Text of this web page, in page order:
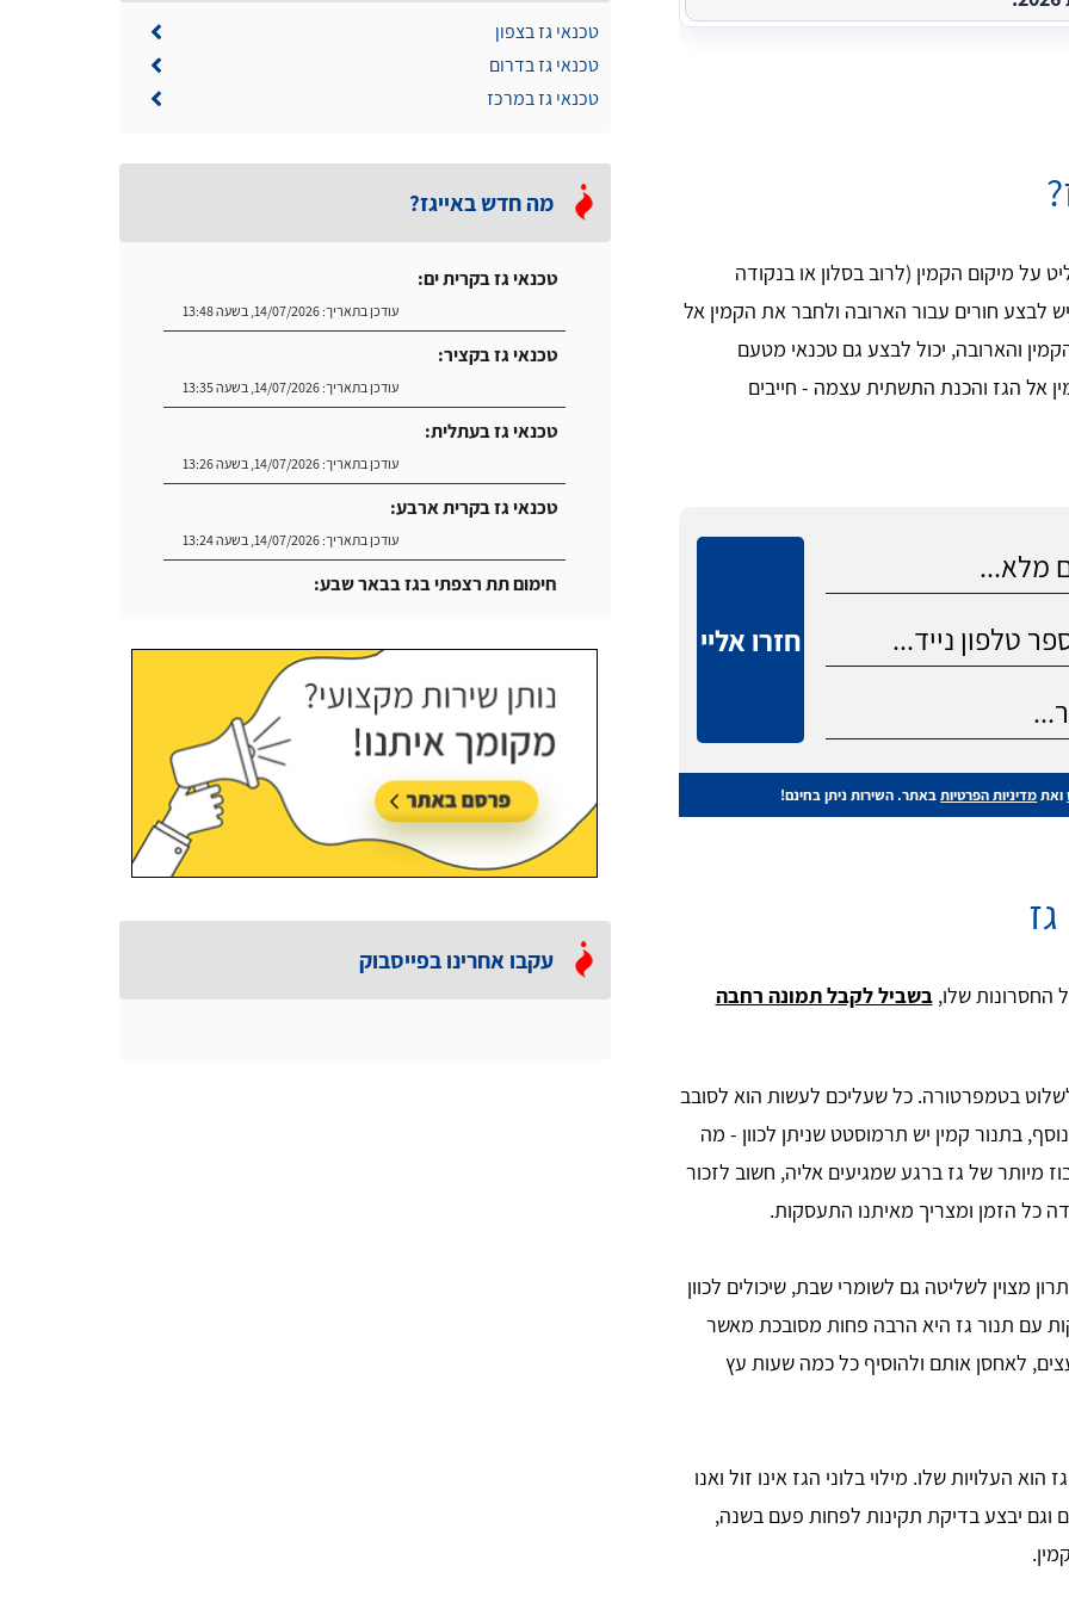
מיקום הקמין (לרוב בסלון או בנקודה
לבצע חורים עבור הארובה ולחבר את הקמין אל
והארובה, יכול לבצע גם טכנאי מטעם
אל הגז והכנת התשתית עצמה - חייבים
חזרו אליי
ואתמדיניות הפרטיותבאתר. השירות ניתן בחינם!
החסרונות שלו,בשביל לקבל תמונה רחבה
בטמפרטורה. כל שעליכם לעשות הוא לסובב
בתנור קמין יש תרמוסטט שניתן לכוון - מה
מיותר של גז ברגע שמגיעים אליה, חשוב לזכור
כל הזמן ומצריך מאיתנו התעסקות.
מצוין לשליטה גם לשומרי שבת, שיכולים לכוון
עם תנור גז היא הרבה פחות מסובכת מאשר
לאחסן אותם ולהוסיף כל כמה שעות עץ
העלויות שלו. מילוי בלוני הגז אינו זול ואנו
וגם יבצע בדיקת תקינות לפחות פעם בשנה,
טכנאי גז בצפון
טכנאי גז בדרום
טכנאי גז במרכז
מה חדש באייגז?
טכנאי גז בקרית ים:
עודכן בתאריך:14/07/2026, בשעה 13:48
טכנאי גז בקציר:
עודכן בתאריך:14/07/2026, בשעה 13:35
טכנאי גז בעתלית:
עודכן בתאריך:14/07/2026, בשעה 13:26
טכנאי גז בקרית ארבע:
עודכן בתאריך:14/07/2026, בשעה 13:24
חימום תת רצפתי בגז בבאר שבע:
עקבו אחרינו בפייסבוק